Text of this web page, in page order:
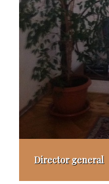
Director general